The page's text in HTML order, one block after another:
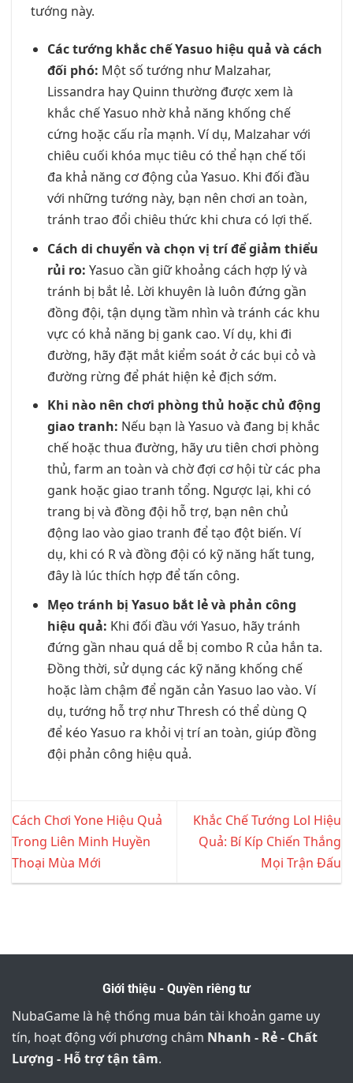
tướng này.
Các tướng khắc chế Yasuo hiệu quả và cách
đối phó: Một số tướng như Malzahar,
Lissandra hay Quinn thường được xem là
khắc chế Yasuo nhờ khả năng khống chế
cứng hoặc cấu rỉa mạnh. Ví dụ, Malzahar với
chiêu cuối khóa mục tiêu có thể hạn chế tối
đa khả năng cơ động của Yasuo. Khi đối đầu
với những tướng này, bạn nên chơi an toàn,
tránh trao đổi chiêu thức khi chưa có lợi thế.
Cách di chuyển và chọn vị trí để giảm thiểu
rủi ro: Yasuo cần giữ khoảng cách hợp lý và
tránh bị bắt lẻ. Lời khuyên là luôn đứng gần
đồng đội, tận dụng tầm nhìn và tránh các khu
vực có khả năng bị gank cao. Ví dụ, khi đi
đường, hãy đặt mắt kiểm soát ở các bụi cỏ và
đường rừng để phát hiện kẻ địch sớm.
Khi nào nên chơi phòng thủ hoặc chủ động
giao tranh: Nếu bạn là Yasuo và đang bị khắc
chế hoặc thua đường, hãy ưu tiên chơi phòng
thủ, farm an toàn và chờ đợi cơ hội từ các pha
gank hoặc giao tranh tổng. Ngược lại, khi có
trang bị và đồng đội hỗ trợ, bạn nên chủ
động lao vào giao tranh để tạo đột biến. Ví
dụ, khi có R và đồng đội có kỹ năng hất tung,
đây là lúc thích hợp để tấn công.
Mẹo tránh bị Yasuo bắt lẻ và phản công
hiệu quả: Khi đối đầu với Yasuo, hãy tránh
đứng gần nhau quá dễ bị combo R của hắn ta.
Đồng thời, sử dụng các kỹ năng khống chế
hoặc làm chậm để ngăn cản Yasuo lao vào. Ví
dụ, tướng hỗ trợ như Thresh có thể dùng Q
để kéo Yasuo ra khỏi vị trí an toàn, giúp đồng
đội phản công hiệu quả.
Cách Chơi Yone Hiệu Quả
Trong Liên Minh Huyền
Thoại Mùa Mới
Khắc Chế Tướng Lol Hiệu
Quả: Bí Kíp Chiến Thắng
Mọi Trận Đấu
Giới thiệu - Quyền riêng tư
NubaGame là hệ thống mua bán tài khoản game uy
tín, hoạt động với phương châm Nhanh - Rẻ - Chất
Lượng - Hỗ trợ tận tâm.